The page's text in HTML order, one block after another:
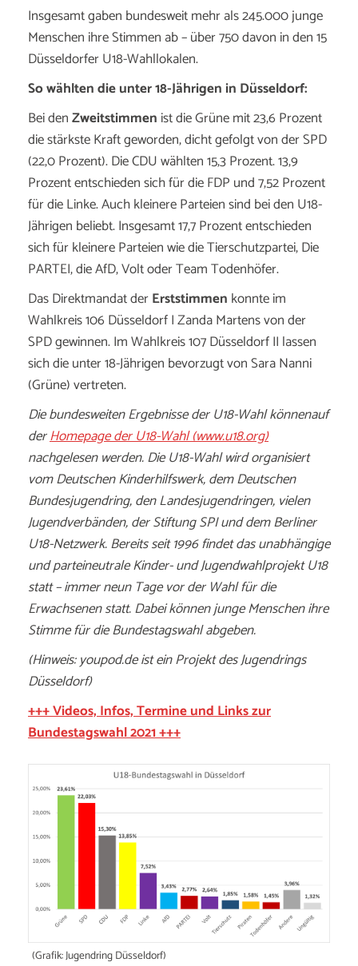
Insgesamt gaben bundesweit mehr als 245.000 junge
Menschen ihre Stimmen ab – über 750 davon in den 15
Düsseldorfer U18-Wahllokalen.
So wählten die unter 18-Jährigen in Düsseldorf:
Bei denZweitstimmen ist die Grüne mit 23,6 Prozent
die stärkste Kraft geworden, dicht gefolgt von der SPD
(22,0 Prozent). Die CDU wählten 15,3 Prozent. 13,9
Prozent entschieden sich für die FDP und 7,52 Prozent
für die Linke. Auch kleinere Parteien sind bei den U18-
Jährigen beliebt. Insgesamt 17,7 Prozent entschieden
sich für kleinere Parteien wie die Tierschutzpartei, Die
PARTEI, die AfD, Volt oder Team Todenhöfer.
Das Direktmandat derErststimmen konnte im
Wahlkreis 106 Düsseldorf I Zanda Martens von der
SPD gewinnen. Im Wahlkreis 107 Düsseldorf II lassen
sich die unter 18-Jährigen bevorzugt von Sara Nanni
(Grüne) vertreten.
Die bundesweiten Ergebnisse der U18-Wahl könnenauf
derHomepage der U18-Wahl (www.u18.org)
nachgelesen werden. Die U18-Wahl wird organisiert
vom Deutschen Kinderhilfswerk, dem Deutschen
Bundesjugendring, den Landesjugendringen, vielen
Jugendverbänden, der Stiftung SPI und dem Berliner
U18-Netzwerk. Bereits seit 1996 findet das unabhängige
und parteineutrale Kinder- und Jugendwahlprojekt U18
statt – immer neun Tage vor der Wahl für die
Erwachsenen statt. Dabei können junge Menschen ihre
Stimme für die Bundestagswahl abgeben.
(Hinweis: youpod.de ist ein Projekt des Jugendrings
Düsseldorf)
+++ Videos, Infos, Termine und Links zur
Bundestagswahl 2021 +++
(Grafik: Jugendring Düsseldorf)